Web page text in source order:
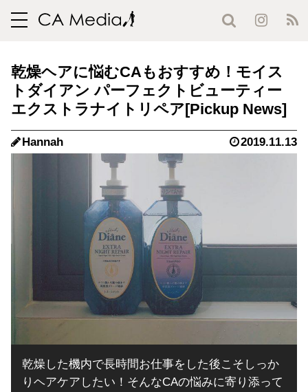
toggle
乾燥ヘアに悩むCAもおすすめ！モイス
トダイアン パーフェクトビューティー
エクストラナイトリペア
Hannah 2019.11.13
乾燥した機内で長時間お仕事をした後こそしっか
りヘアケアしたい！そんなCAの悩みに寄り添って